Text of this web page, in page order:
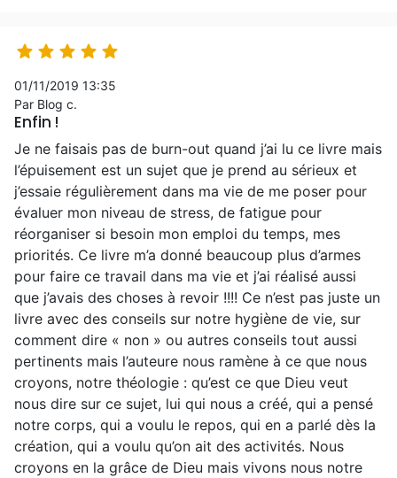
    
01/11/2019 13:35
Par Blog c.
Enfin !
Je ne faisais pas de burn-out quand j’ai lu ce livre mais
l’épuisement est un sujet que je prend au sérieux et
j’essaie régulièrement dans ma vie de me poser pour
évaluer mon niveau de stress, de fatigue pour
réorganiser si besoin mon emploi du temps, mes
priorités. Ce livre m’a donné beaucoup plus d’armes
pour faire ce travail dans ma vie et j’ai réalisé aussi
que j’avais des choses à revoir !!!! Ce n’est pas juste un
livre avec des conseils sur notre hygiène de vie, sur
comment dire « non » ou autres conseils tout aussi
pertinents mais l’auteure nous ramène à ce que nous
croyons, notre théologie : qu’est ce que Dieu veut
nous dire sur ce sujet, lui qui nous a créé, qui a pensé
notre corps, qui a voulu le repos, qui en a parlé dès la
création, qui a voulu qu’on ait des activités. Nous
croyons en la grâce de Dieu mais vivons nous notre